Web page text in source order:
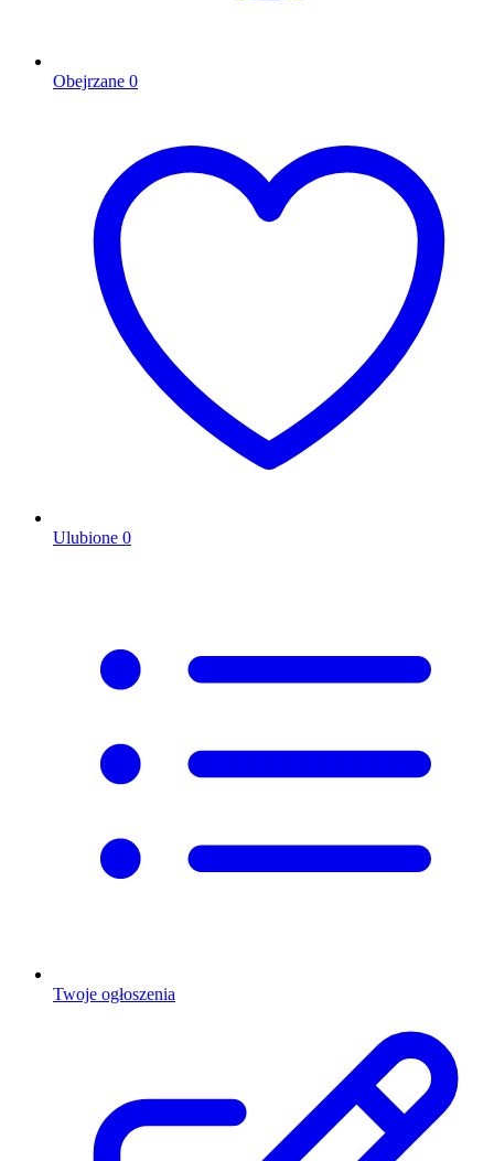
Obejrzane 0
Ulubione 0
Twoje ogłoszenia